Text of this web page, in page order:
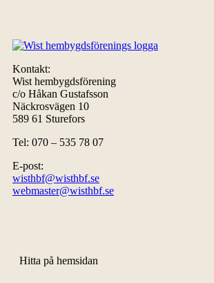
Kontakt:
Wist hembygdsförening
c/o Håkan Gustafsson
Näckrosvägen 10
589 61 Sturefors
Tel: 070 – 535 78 07
E-post:
wisthbf@wisthbf.se
webmaster@wisthbf.se
Hitta på hemsidan